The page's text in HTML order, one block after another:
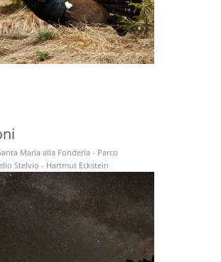
Maria alla Fonderia - Parco
Stelvio - Hartmut Eckstein